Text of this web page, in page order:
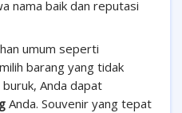
nama baik dan reputasi
umum seperti
barang yang tidak
Anda dapat
Anda. Souvenir yang tepat